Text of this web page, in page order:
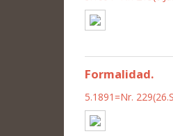
Formalidad.
5.1891=Nr.